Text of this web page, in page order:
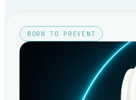
BORN TO PREVENT